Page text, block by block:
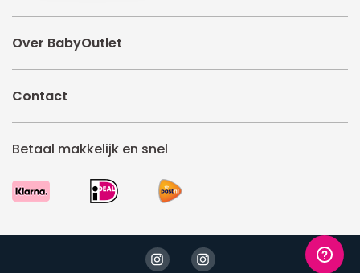
Over BabyOutlet
Contact
Betaal makkelijk en snel